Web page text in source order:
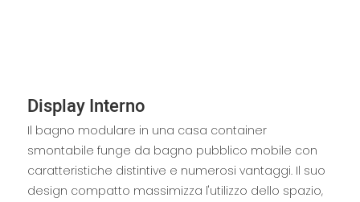
Display Interno
Il bagno modulare in una casa container
smontabile funge da bagno pubblico mobile con
caratteristiche distintive e numerosi vantaggi. Il suo
design compatto massimizza l'utilizzo dello spazio,